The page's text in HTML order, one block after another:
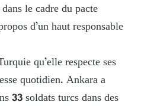
le cadre du pacte
d’un haut responsable
qu’elle respecte ses
quotidien. Ankara a
33 soldats turcs dans des